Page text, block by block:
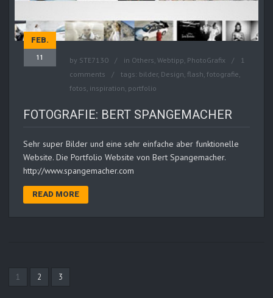
FEB.
11 by STE7130 in Others, Webtipp, PhotoGrafix
1
comments
tags: bilder, Design, flash, fotografie,
fotos, inspiration, portfolio
FOTOGRAFIE: BERT SPANGEMACHER
Sehr super Bilder und eine sehr einfache aber funktionelle
Website. Die Portfolio Website von Bert Spangemacher.
http://www.spangemacher.com
READ MORE
1 2 3